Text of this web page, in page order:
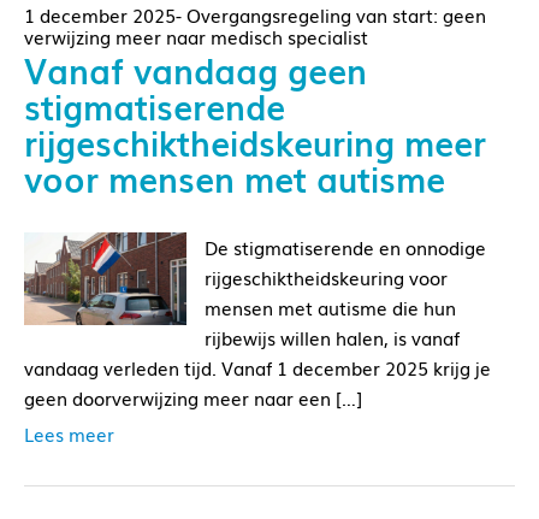
1 december 2025- Overgangsregeling van start: geen
verwijzing meer naar medisch specialist
Vanaf vandaag geen
stigmatiserende
rijgeschiktheidskeuring meer
voor mensen met autisme
De stigmatiserende en onnodige
rijgeschiktheidskeuring voor
mensen met autisme die hun
rijbewijs willen halen, is vanaf
vandaag verleden tijd. Vanaf 1 december 2025 krijg je
geen doorverwijzing meer naar een […]
Lees meer